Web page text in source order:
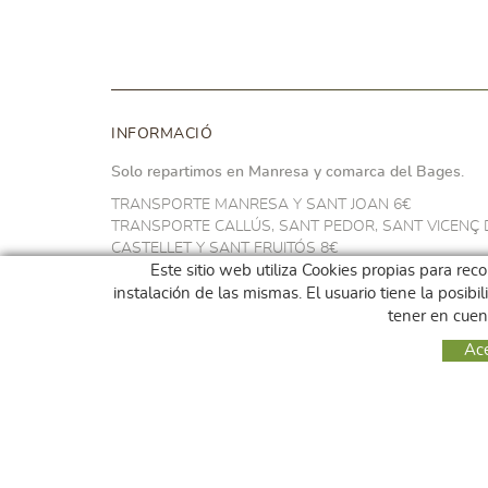
INFORMACIÓ
Solo repartimos en Manresa y comarca del Bages.
TRANSPORTE MANRESA Y SANT JOAN 6€
TRANSPORTE CALLÚS, SANT PEDOR, SANT VICENÇ
CASTELLET Y SANT FRUITÓS 8€
TRANSPORTE NAVARCLES Y ARTÉS 10€
TRANSPORTE EN EL RESTO DEL BAGES 14€
Podéis recoger vestro pedido sin coste de transporte
Este sitio web utiliza Cookies propias para
instalación de las mismas. El usuario tiene la
tener en